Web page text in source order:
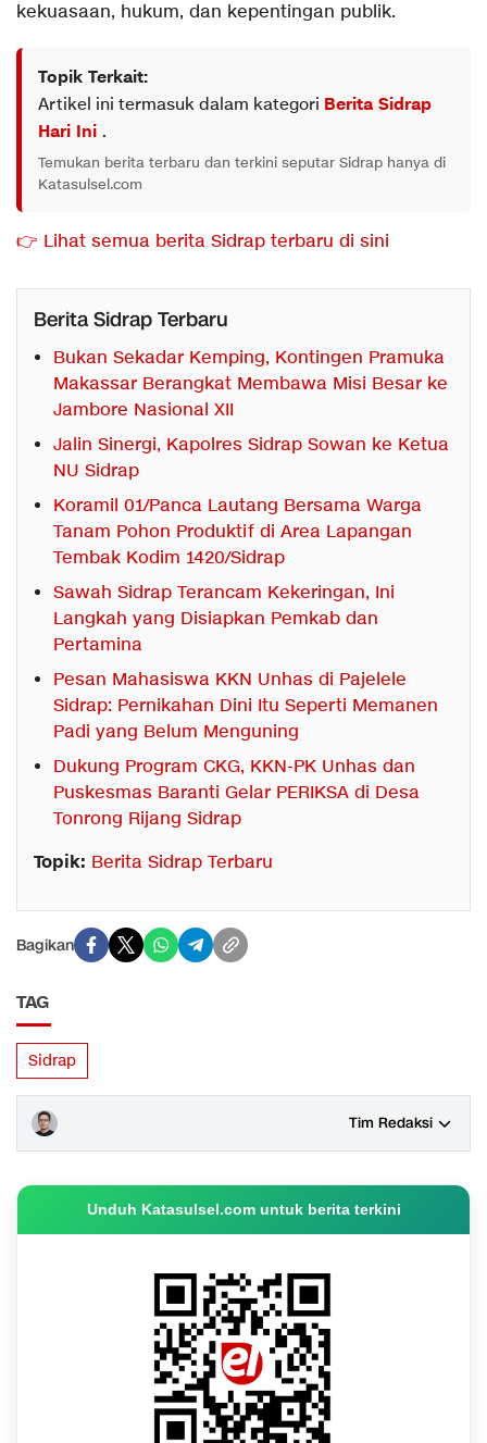
kekuasaan, hukum, dan kepentingan publik.
Topik Terkait:
Artikel ini termasuk dalam kategori Berita Sidrap
Hari Ini .
Temukan berita terbaru dan terkini seputar Sidrap hanya di
Katasulsel.com
👉 Lihat semua berita Sidrap terbaru di sini
Berita Sidrap Terbaru
Bukan Sekadar Kemping, Kontingen Pramuka
Makassar Berangkat Membawa Misi Besar ke
Jambore Nasional XII
Jalin Sinergi, Kapolres Sidrap Sowan ke Ketua
NU Sidrap
Koramil 01/Panca Lautang Bersama Warga
Tanam Pohon Produktif di Area Lapangan
Tembak Kodim 1420/Sidrap
Sawah Sidrap Terancam Kekeringan, Ini
Langkah yang Disiapkan Pemkab dan
Pertamina
Pesan Mahasiswa KKN Unhas di Pajelele
Sidrap: Pernikahan Dini Itu Seperti Memanen
Padi yang Belum Menguning
Dukung Program CKG, KKN-PK Unhas dan
Puskesmas Baranti Gelar PERIKSA di Desa
Tonrong Rijang Sidrap
Topik: Berita Sidrap Terbaru
Bagikan
TAG
Sidrap
Tim Redaksi
Unduh Katasulsel.com untuk berita terkini